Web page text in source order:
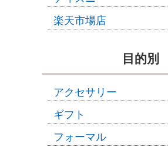
楽天市場店
目的別
アクセサリー
ギフト
フォーマル